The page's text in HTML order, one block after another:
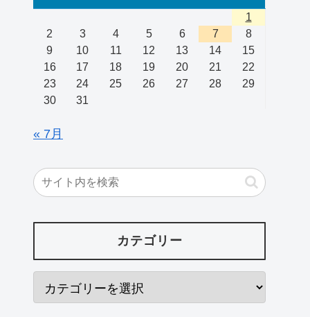
1
2
3 4 5 6 7
8
9
10 11 12 13 14
15
16
17 18 19 20 21
22
23
24 25 26 27 28
29
30
31
« 7月
カテゴリー